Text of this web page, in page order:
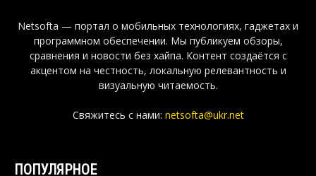
Netsofta — портал о мобильных технологиях, гаджетах и
программном обеспечении. Мы публикуем обзоры,
сравнения и новости без хайпа. Контент создаётся с
акцентом на честность, локальную релевантность и
визуальную читаемость.
Свяжитесь с нами: netsofta@ukr.net
ПОПУЛЯРНОЕ